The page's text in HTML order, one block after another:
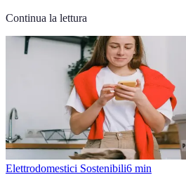
Continua la lettura
Elettrodomestici Sostenibili6 min